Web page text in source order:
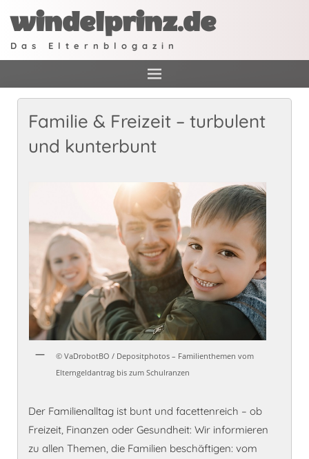
windelprinz.de
Das Elternblogazin
Familie & Freizeit – turbulent
und kunterbunt
© VaDrobotBO / Depositphotos – Familienthemen vom
Elterngeldantrag bis zum Schulranzen
Der Familienalltag ist bunt und facettenreich – ob
Freizeit, Finanzen oder Gesundheit: Wir informieren
zu allen Themen, die Familien beschäftigen: vom